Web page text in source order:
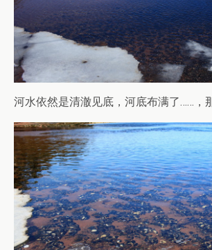
河水依然是清澈见底，河底布满了……，